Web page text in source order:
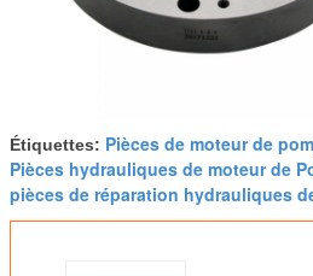
Étiquettes: Pièces de moteur de
Pièces hydrauliques de moteur de
pièces de réparation hydrauliques